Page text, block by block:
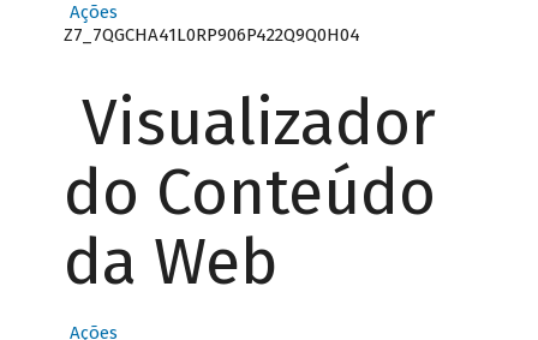
Ações
Z7_7QGCHA41L0RP906P422Q9Q0H04
Visualizador
do Conteúdo
da Web
Ações